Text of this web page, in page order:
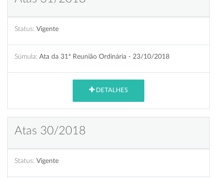
Status: Vigente
Súmula: Ata da 31ª Reunião Ordinária - 23/10/2018
DETALHES
Atas 30/2018
Status: Vigente